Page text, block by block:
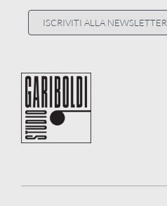
ISCRIVITI ALLA NEWSLETTER